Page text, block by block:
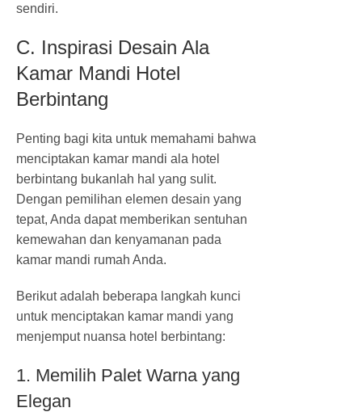
sendiri.
C. Inspirasi Desain Ala
Kamar Mandi Hotel
Berbintang
Penting bagi kita untuk memahami bahwa
menciptakan kamar mandi ala hotel
berbintang bukanlah hal yang sulit.
Dengan pemilihan elemen desain yang
tepat, Anda dapat memberikan sentuhan
kemewahan dan kenyamanan pada
kamar mandi rumah Anda.
Berikut adalah beberapa langkah kunci
untuk menciptakan kamar mandi yang
menjemput nuansa hotel berbintang:
1. Memilih Palet Warna yang
Elegan